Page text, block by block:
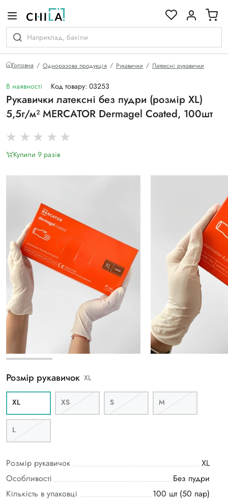
Головна Одноразова продукція Рукавички Латексні рукавички
В наявності Код товару: 03253
Рукавички латексні без пудри (розмір ХL)
5,5г/м² MERCATOR Dermagel Coated, 100шт
Купили 9 разiв
Розмір рукавичок ХL
ХL XS S M
L
Розмір рукавичок
ХL
Особливості
Без пудри
Кількість в упаковці
100 шт (50 пар)
гамі